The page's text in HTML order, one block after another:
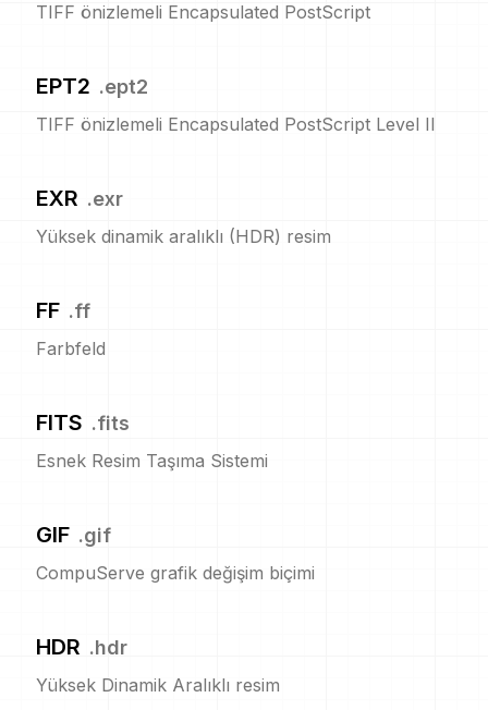
TIFF önizlemeli Encapsulated PostScript
EPT2 .ept2
TIFF önizlemeli Encapsulated PostScript Level II
EXR .exr
Yüksek dinamik aralıklı (HDR) resim
FF .ff
Farbfeld
FITS .fits
Esnek Resim Taşıma Sistemi
GIF .gif
CompuServe grafik değişim biçimi
HDR .hdr
Yüksek Dinamik Aralıklı resim